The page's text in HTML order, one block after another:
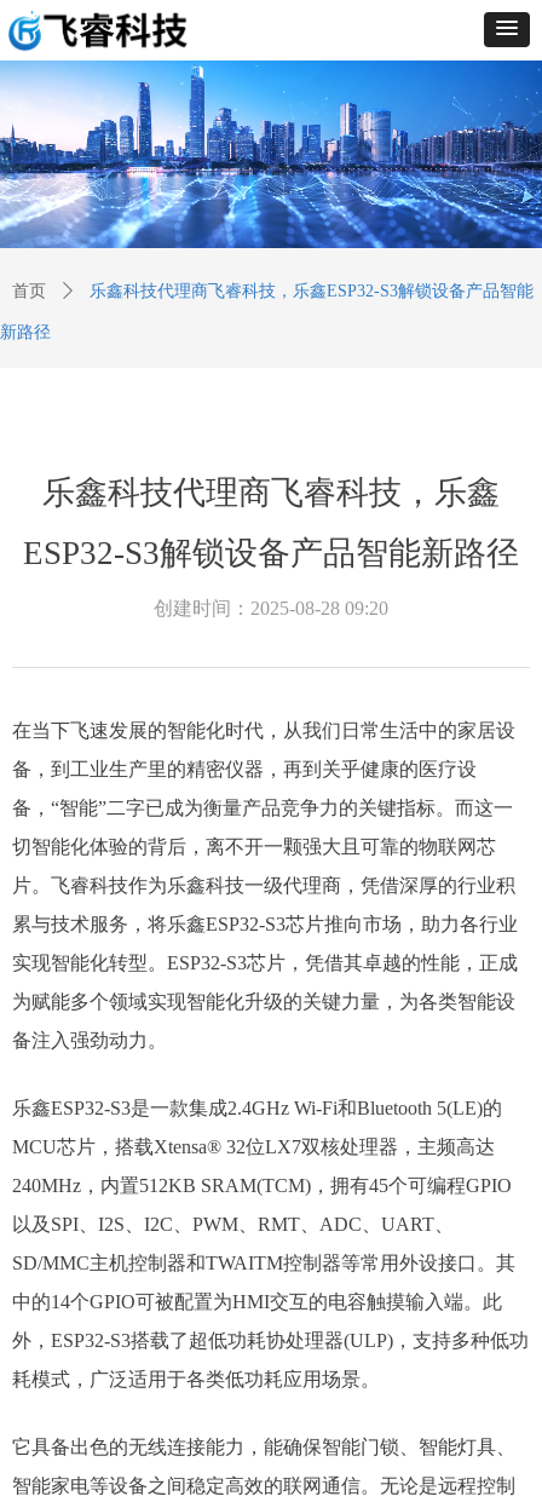
首页 ꄲ 乐鑫科技代理商飞睿科技，乐鑫ESP32-S3解锁设备产品智能
新路径
乐鑫科技代理商飞睿科技，乐鑫
ESP32-S3解锁设备产品智能新路径
创建时间： 2025-08-28 09:20
在当下飞速发展的智能化时代，从我们日常生活中的家居设
备，到工业生产里的精密仪器，再到关乎健康的医疗设
备，“智能”二字已成为衡量产品竞争力的关键指标。而这一
切智能化体验的背后，离不开一颗强大且可靠的物联网芯
片。飞睿科技作为乐鑫科技一级代理商，凭借深厚的行业积
累与技术服务，将乐鑫ESP32-S3芯片推向市场，助力各行业
实现智能化转型。​ESP32-S3芯片，凭借其卓越的性能，正成
为赋能多个领域实现智能化升级的关键力量，为各类智能设
备注入强劲动力。​
乐鑫ESP32-S3是一款集成2.4GHz Wi-Fi和Bluetooth 5(LE)的
MCU芯片，搭载Xtensa® 32位LX7双核处理器，主频高达
240MHz，内置512KB SRAM(TCM)，拥有45个可编程GPIO
以及SPI、I2S、I2C、PWM、RMT、ADC、UART、
SD/MMC主机控制器和TWAITM控制器等常用外设接口。其
中的14个GPIO可被配置为HMI交互的电容触摸输入端。此
外，ESP32-S3搭载了超低功耗协处理器(ULP)，支持多种低功
耗模式，广泛适用于各类低功耗应用场景。
它具备出色的无线连接能力，能确保智能门锁、智能灯具、
智能家电等设备之间稳定高效的联网通信。无论是远程控制